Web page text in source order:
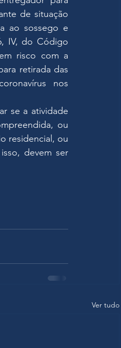
de situação
ao sossego e
IV, do Código
risco com a
retirada das
nos
se a atividade
ou
residencial, ou
devem ser
Ver tudo